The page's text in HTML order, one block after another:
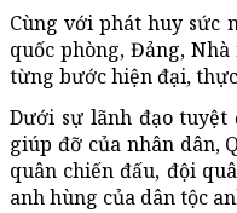
Cùng với phát huy sức
quốc phòng, Đảng,
từng bước hiện đại,
Dưới sự lãnh đạo
giúp đỡ của nhân dân,
quân chiến đấu, đội
anh hùng của dân tộc